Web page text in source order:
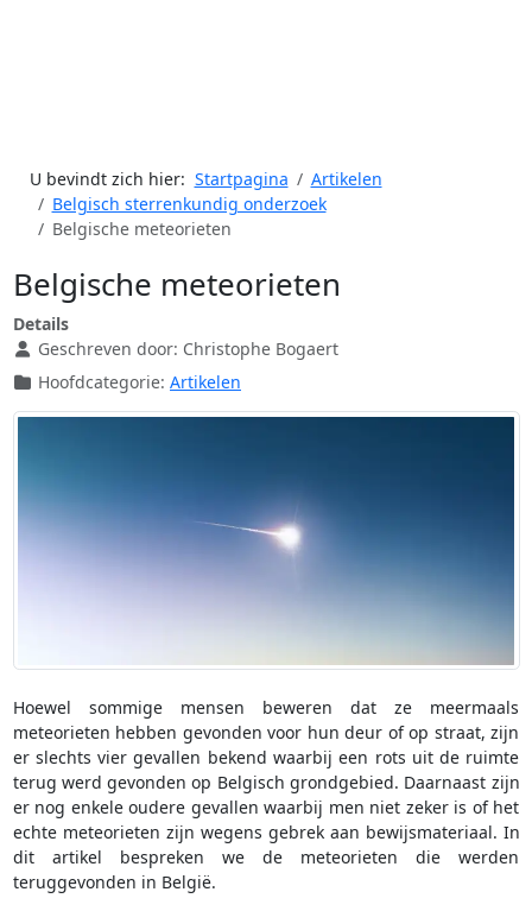
U bevindt zich hier: Startpagina
Artikelen
Belgisch sterrenkundig onderzoek
Belgische meteorieten
Belgische meteorieten
Details
Geschreven door: Christophe Bogaert
Hoofdcategorie: Artikelen
Hoewel sommige mensen beweren dat ze meermaals
meteorieten hebben gevonden voor hun deur of op straat, zijn
er slechts vier gevallen bekend waarbij een rots uit de ruimte
terug werd gevonden op Belgisch grondgebied. Daarnaast zijn
er nog enkele oudere gevallen waarbij men niet zeker is of het
echte meteorieten zijn wegens gebrek aan bewijsmateriaal. In
dit artikel bespreken we de meteorieten die werden
teruggevonden in België.